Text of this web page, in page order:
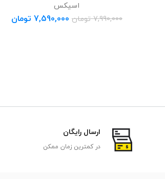
اسیکس
7,990,000 تومان 7,590,000 تومان
ارسال رایگان
در کمترین زمان ممکن